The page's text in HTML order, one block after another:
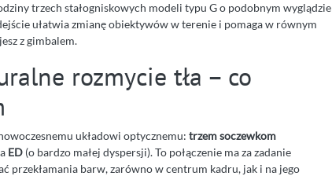
trzech stałogniskowych modeli typu G o podobnym wyglądzie
ułatwia zmianę obiektywów w terenie i pomaga w równym
z gimbalem.
rozmycie tła – co
układowi optycznemu: trzem soczewkom
ED (o bardzo małej dyspersji). To połączenie ma za zadanie
przekłamania barw, zarówno w centrum kadru, jak i na jego